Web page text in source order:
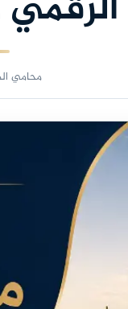
محامي